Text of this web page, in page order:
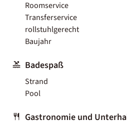
Roomservice
Transferservice
rollstuhlgerecht
Baujahr
Badespaß
Strand
Pool
Gastronomie und